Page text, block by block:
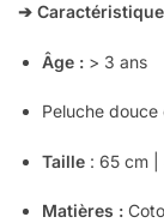
➔
Âge : > 3 ans
Peluche douce
Taille : 65 cm |
Matières :